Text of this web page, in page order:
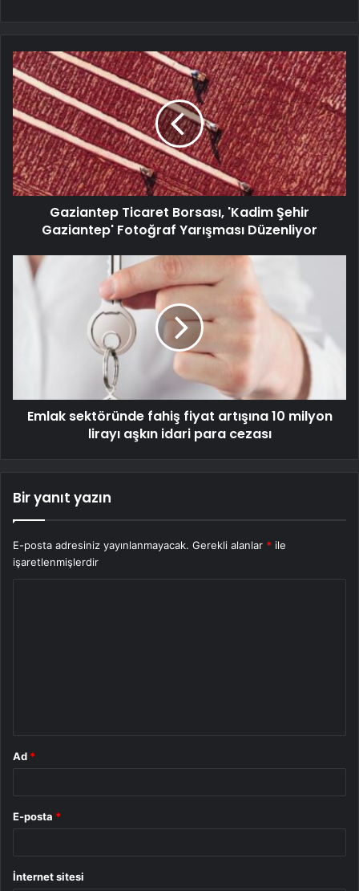
Gaziantep Ticaret Borsası, 'Kadim Şehir
Gaziantep' Fotoğraf Yarışması Düzenliyor
Emlak sektöründe fahiş fiyat artışına 10 milyon
lirayı aşkın idari para cezası
Bir yanıt yazın
E-posta adresiniz yayınlanmayacak. Gerekli alanlar * ile
işaretlenmişlerdir
Ad *
E-posta *
İnternet sitesi